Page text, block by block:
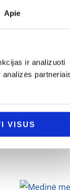
Apie
ir analizuoti
VISUS
ir mes